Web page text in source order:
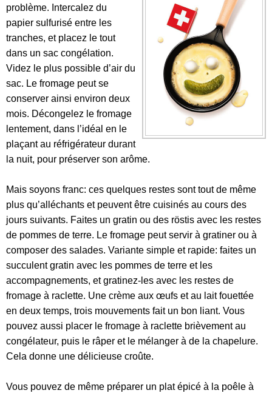
problème. Intercalez du
papier sulfurisé entre les
tranches, et placez le tout
dans un sac congélation.
Videz le plus possible d’air du
sac. Le fromage peut se
conserver ainsi environ deux
mois. Décongelez le fromage
lentement, dans l’idéal en le
plaçant au réfrigérateur durant
la nuit, pour préserver son arôme.
Mais soyons franc: ces quelques restes sont tout de même
plus qu’alléchants et peuvent être cuisinés au cours des
jours suivants. Faites un gratin ou des röstis avec les restes
de pommes de terre. Le fromage peut servir à gratiner ou à
composer des salades. Variante simple et rapide: faites un
succulent gratin avec les pommes de terre et les
accompagnements, et gratinez-les avec les restes de
fromage à raclette. Une crème aux œufs et au lait fouettée
en deux temps, trois mouvements fait un bon liant. Vous
pouvez aussi placer le fromage à raclette brièvement au
congélateur, puis le râper et le mélanger à de la chapelure.
Cela donne une délicieuse croûte.
Vous pouvez de même préparer un plat épicé à la poêle à